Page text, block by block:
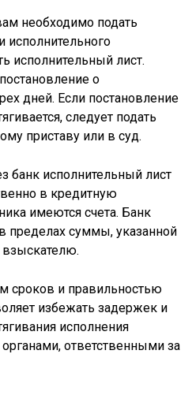
необходимо подать
исполнительного
исполнительный лист.
о
дней. Если постановление
следует подать
приставу или в суд.
банк исполнительный лист
в кредитную
имеются счета. Банк
пределах суммы, указанной
взыскателю.
сроков и правильностью
избежать задержек и
исполнения
ответственными за